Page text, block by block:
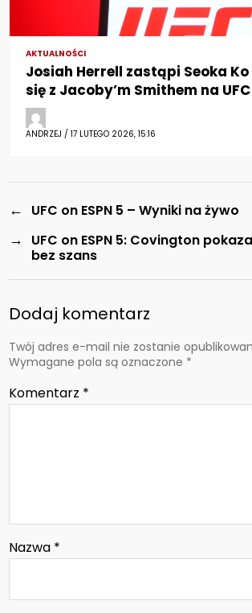
AKTUALNOŚCI
Josiah Herrell zastąpi Seoka
się z Jacoby’m Smithem na
ANDRZEJ / 17 LUTEGO 2026, 15:16
← UFC on ESPN 5 – Wyniki na żywo
→
UFC on ESPN 5: Covington
bez szans
Dodaj komentarz
Twój adres e-mail nie zostanie
Wymagane pola są oznaczone *
Komentarz *
Nazwa *